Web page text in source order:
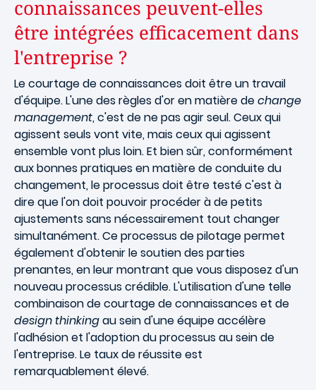
connaissances peuvent-elles
être intégrées efficacement dans
l'entreprise ?
Le courtage de connaissances doit être un travail
d'équipe. L'une des règles d'or en matière dechange
management, c'est de ne pas agir seul. Ceux qui
agissent seuls vont vite, mais ceux qui agissent
ensemble vont plus loin. Et bien sûr, conformément
aux bonnes pratiques en matière de conduite du
changement, le processus doit être testé c'est à
dire que l'on doit pouvoir procéder à de petits
ajustements sans nécessairement tout changer
simultanément. Ce processus de pilotage permet
également d'obtenir le soutien des parties
prenantes, en leur montrant que vous disposez d'un
nouveau processus crédible. L'utilisation d'une telle
combinaison de courtage de connaissances et de
design thinkingau sein d'une équipe accélère
l'adhésion et l'adoption du processus au sein de
l'entreprise. Le taux de réussite est
remarquablement élevé.